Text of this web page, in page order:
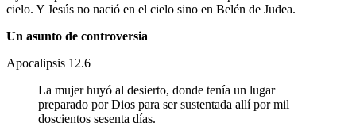
cielo. Y Jesús no nació en el cielo sino en Belén de Judea.
Un asunto de controversia
Apocalipsis 12.6
La mujer huyó al desierto, donde tenía un lugar
preparado por Dios para ser sustentada allí por mil
doscientos sesenta días.